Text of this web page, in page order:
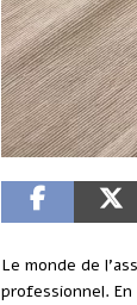
Le monde de
professionnel.